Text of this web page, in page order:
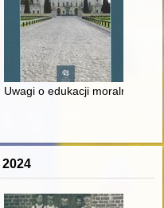
rodu Ślązaka
Uwagi o edukacji moralnej
2024